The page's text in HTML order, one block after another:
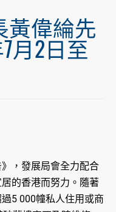
黃偉綸先
月2日至
，發展局會全力配合
的香港而努力。隨著
5 000幢私人住用或商